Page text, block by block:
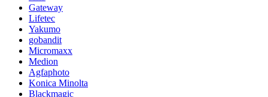
Gateway
Lifetec
Yakumo
gobandit
Micromaxx
Medion
Agfaphoto
Konica Minolta
Blackmagic